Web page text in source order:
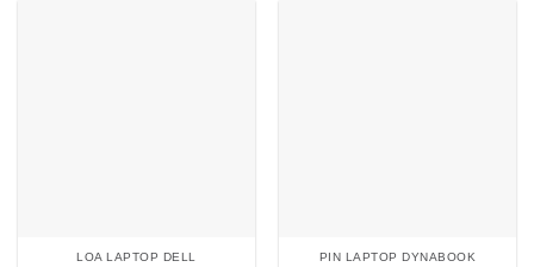
LOA LAPTOP DELL PIN LAPTOP DYNABOOK